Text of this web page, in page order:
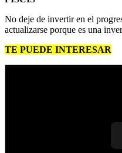
No deje de invertir en el
actualizarse porque es una
TE PUEDE INTERESAR